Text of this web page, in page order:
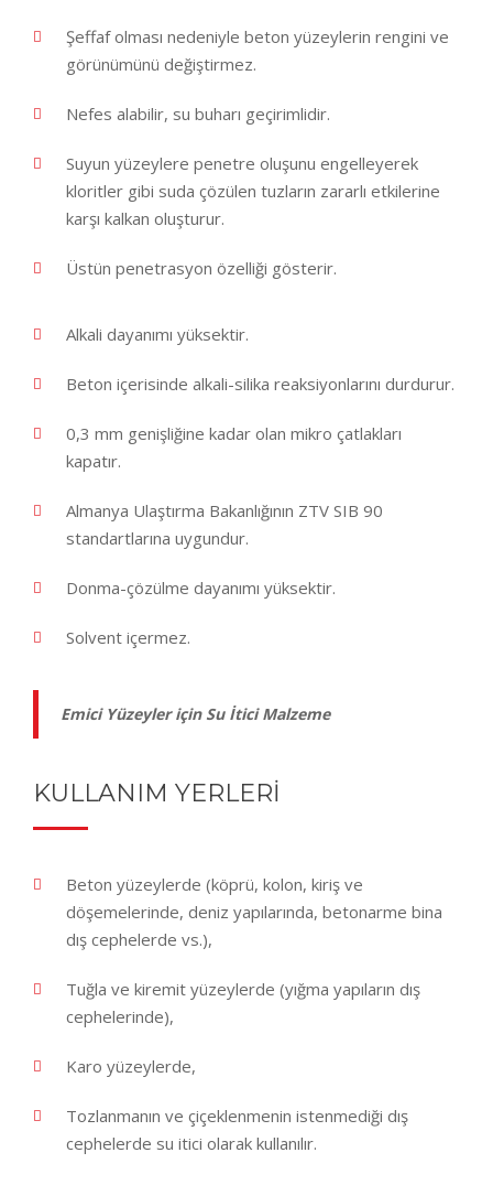
Şeffaf olması nedeniyle beton yüzeylerin rengini ve
görünümünü değiştirmez.
Nefes alabilir, su buharı geçirimlidir.
Suyun yüzeylere penetre oluşunu engelleyerek
kloritler gibi suda çözülen tuzların zararlı etkilerine
karşı kalkan oluşturur.
Üstün penetrasyon özelliği gösterir.
Alkali dayanımı yüksektir.
Beton içerisinde alkali-silika reaksiyonlarını durdurur.
0,3 mm genişliğine kadar olan mikro çatlakları
kapatır.
Almanya Ulaştırma Bakanlığının ZTV SIB 90
standartlarına uygundur.
Donma-çözülme dayanımı yüksektir.
Solvent içermez.
Emici Yüzeyler için Su İtici Malzeme
KULLANIM YERLERI
Beton yüzeylerde (köprü, kolon, kiriş ve
döşemelerinde, deniz yapılarında, betonarme bina
dış cephelerde vs.),
Tuğla ve kiremit yüzeylerde (yığma yapıların dış
cephelerinde),
Karo yüzeylerde,
Tozlanmanın ve çiçeklenmenin istenmediği dış
cephelerde su itici olarak kullanılır.